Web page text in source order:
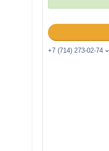
+7 (714) 273-02-74